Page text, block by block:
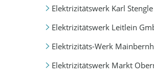
Elektrizitätswerk Karl
Elektrizitätswerk Leitlein
Elektrizitäts-Werk
Elektrizitätswerk Markt